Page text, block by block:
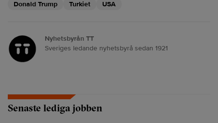
Donald Trump Turkiet USA
Nyhetsbyrån TT
Sveriges ledande nyhetsbyrå sedan 1921
Senaste lediga jobben